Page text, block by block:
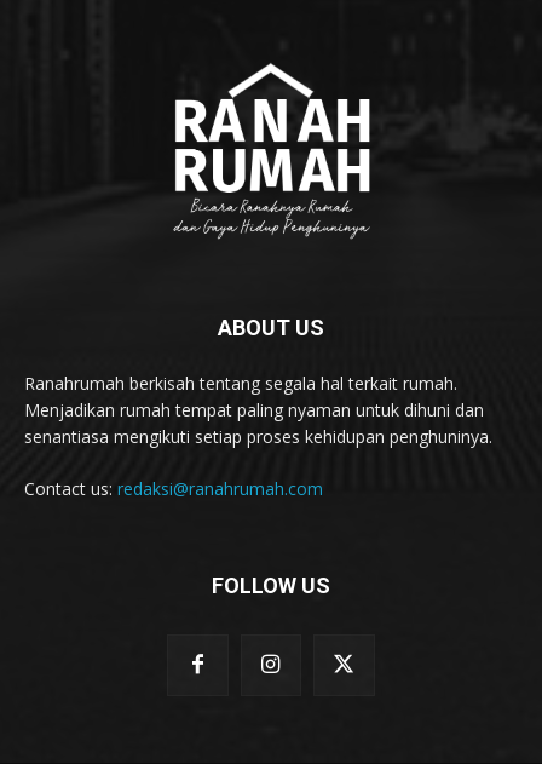
ABOUT US
Ranahrumah berkisah tentang segala hal terkait rumah.
Menjadikan rumah tempat paling nyaman untuk dihuni dan
senantiasa mengikuti setiap proses kehidupan penghuninya.
Contact us: redaksi@ranahrumah.com
FOLLOW US